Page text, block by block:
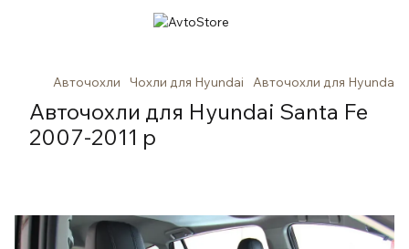
Авточохли Чохли для Hyundai Авточохли для Hyundai
Авточохли для Hyundai Santa Fe
2007-2011 р